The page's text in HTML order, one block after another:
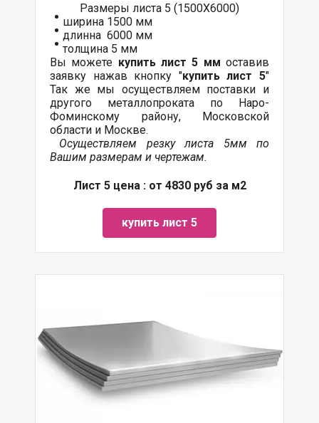
Размеры листа 5 (1500Х6000)
ширина 1500 мм
длинна 6000 мм
толщина 5 мм
Вы можете купить лист 5 мм оставив
заявку нажав кнопку "купить лист 5"
Так же мы осуществляем поставки и
другого металлопроката по Наро-
Фоминскому району, Московской
области и Москве.
Осуществляем резку листа 5мм по
Вашим размерам и чертежам.
Лист 5 цена : от 4830 руб за м2
купить лист 5